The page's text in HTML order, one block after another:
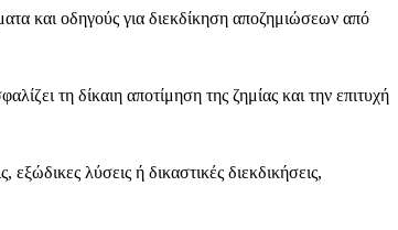
και οδηγούς για διεκδίκηση αποζημιώσεων από
τη δίκαιη αποτίμηση της ζημίας και την επιτυχή
λύσεις ή δικαστικές διεκδικήσεις,